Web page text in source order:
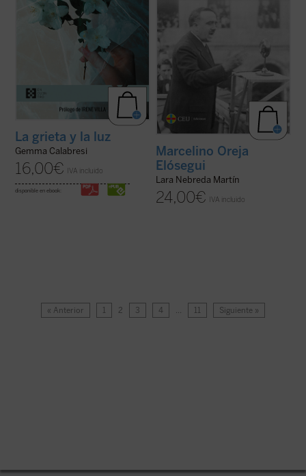
La grieta y la luz
Gemma Calabresi
16,00€ IVA incluido
disponible en ebook:
Marcelino Oreja
Elósegui
Lara Nebreda Martín
24,00€ IVA incluido
« Anterior 1 2 3 4 … 11 Siguiente »